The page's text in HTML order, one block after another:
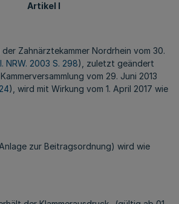
Artikel I
Zahnärztekammer Nordrhein vom 30.
NRW. 2003 S. 298), zuletzt geändert
vom 29. Juni 2013
), wird mit Wirkung vom 1. April 2017 wie
zur Beitragsordnung) wird wie